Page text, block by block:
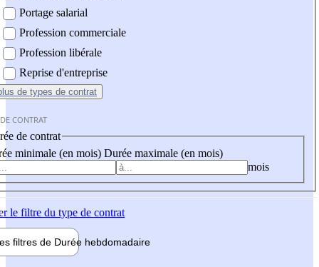
Portage salarial
Profession commerciale
Profession libérale
Reprise d'entreprise
de types de contrat
CONTRAT
de contrat
minimale (en mois) Durée maximale (en mois)
mois
le filtre du type de contrat
filtres de Durée hebdomadaire